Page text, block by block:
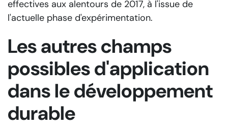
effectives aux alentours de 2017, à l'issue de
l'actuelle phase d'expérimentation.
Les autres champs
possibles d'application
dans le développement
durable